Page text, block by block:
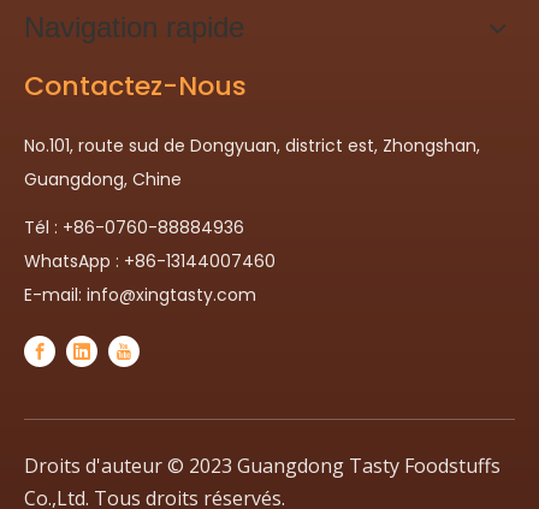
Navigation rapide
Contactez-Nous
No.101, route sud de Dongyuan, district est, Zhongshan,
Guangdong, Chine
Tél : +86-0760-88884936
WhatsApp : +86-13144007460
E-mail: info@xingtasty.com
Droits d'auteur © 2023 Guangdong Tasty Foodstuffs
Co.,Ltd. Tous droits réservés.